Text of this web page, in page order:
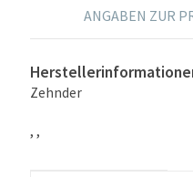
ANGABEN ZUR
Zehnder
, ,